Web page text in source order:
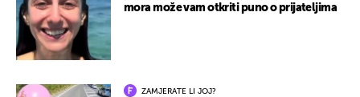
mora može vam otkriti puno o prijateljima
ZAMJERATE LI JOJ?